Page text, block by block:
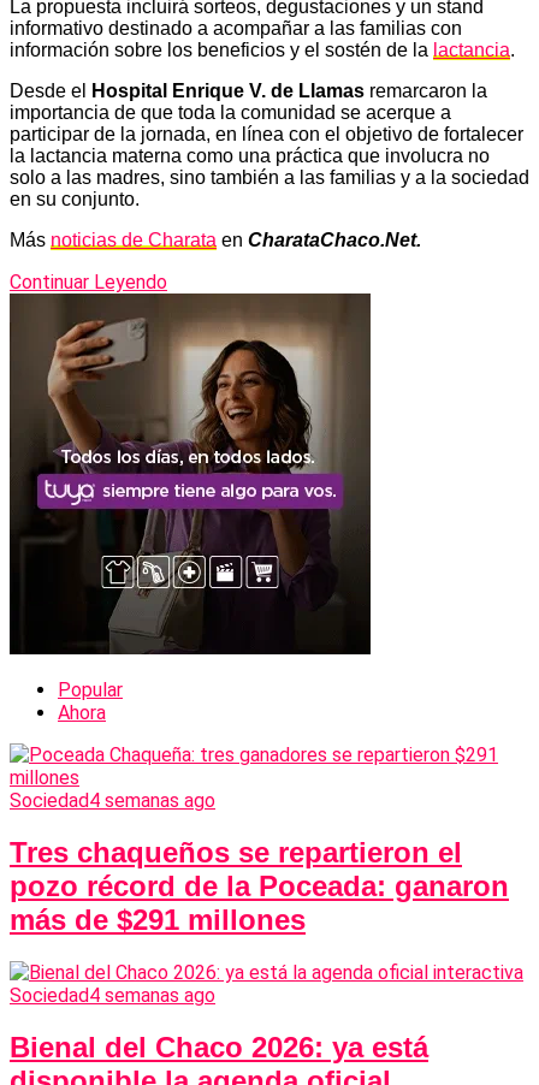
La propuesta incluirá sorteos, degustaciones y un stand
informativo destinado a acompañar a las familias con
información sobre los beneficios y el sostén de la lactancia.
Desde el
Hospital Enrique V. de Llamas remarcaron la
importancia de que toda la comunidad se acerque a
participar de la jornada, en línea con el objetivo de fortalecer
la lactancia materna como una práctica que involucra no
solo a las madres, sino también a las familias y a la sociedad
en su conjunto.
Más noticias de Charata en CharataChaco.Net.
Continuar Leyendo
Popular
Ahora
Sociedad4 semanas ago
Tres chaqueños se repartieron el
pozo récord de la Poceada: ganaron
más de $291 millones
Sociedad4 semanas ago
Bienal del Chaco 2026: ya está